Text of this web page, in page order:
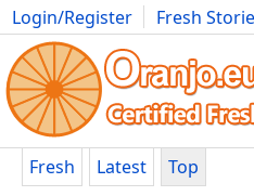
Login/Register Fresh
Movies Anime Music Art
Fresh Latest Top